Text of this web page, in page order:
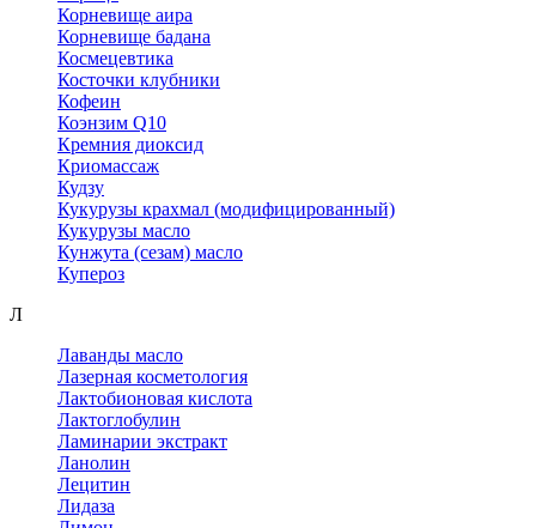
Корневище аира
Корневище бадана
Космецевтика
Косточки клубники
Кофеин
Коэнзим Q10
Кремния диоксид
Криомассаж
Кудзу
Кукурузы крахмал (модифицированный)
Кукурузы масло
Кунжута (сезам) масло
Купероз
Л
Лаванды масло
Лазерная косметология
Лактобионовая кислота
Лактоглобулин
Ламинарии экстракт
Ланолин
Лецитин
Лидаза